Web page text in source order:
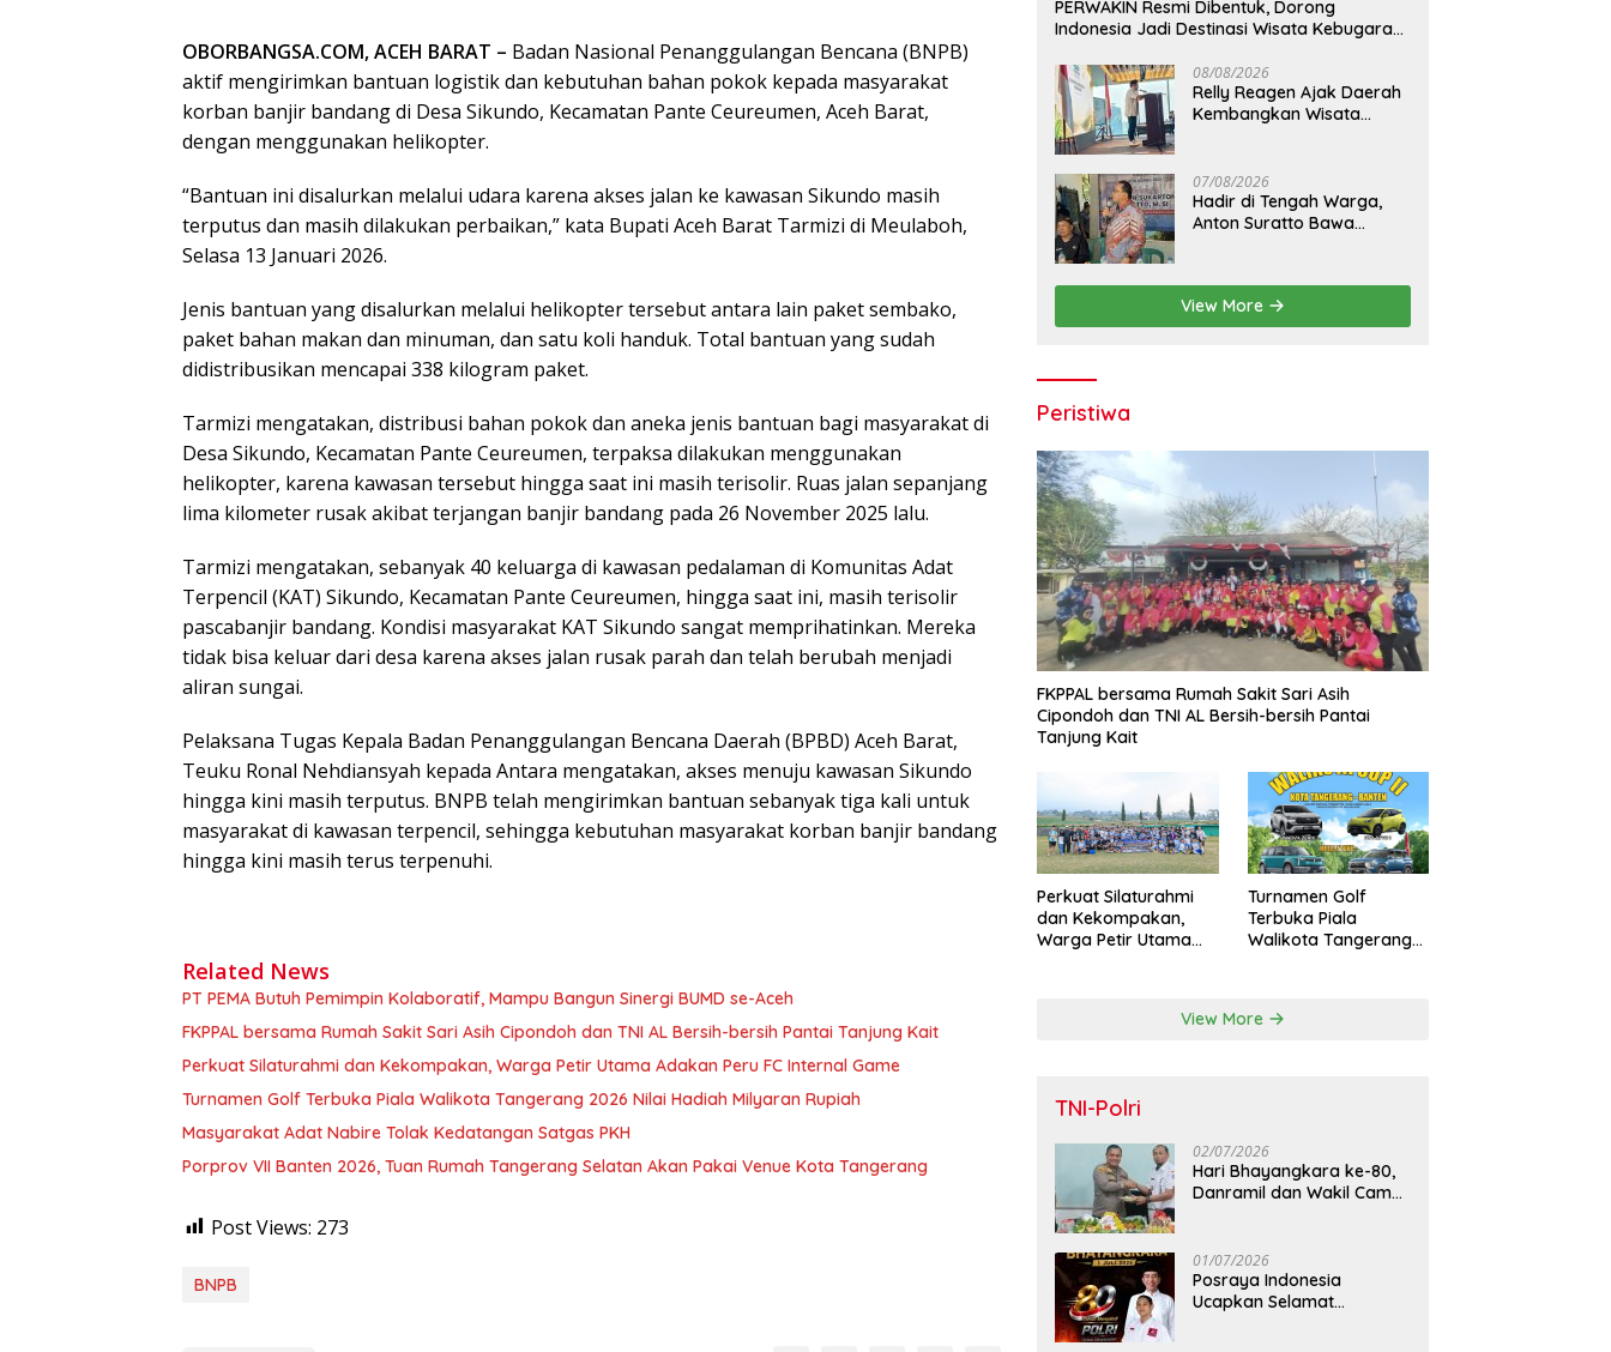
OBORBANGSA.COM, ACEH BARAT – Badan Nasional Penanggulangan Bencana (BNPB)
aktif mengirimkan bantuan logistik dan kebutuhan bahan pokok kepada masyarakat
korban banjir bandang di Desa Sikundo, Kecamatan Pante Ceu­reu­men, Aceh Barat,
dengan menggunakan helikopter.
“Bantuan ini disalurkan melalui udara karena akses jalan ke kawasan Sikundo masih
terputus dan masih dilakukan perbaikan,” kata Bupati Aceh Barat Tarmizi di Meulaboh,
Selasa 13 Januari 2026.
Jenis bantuan yang disalurkan melalui helikopter tersebut antara lain paket sembako,
paket bahan makan dan minuman, dan satu koli handuk. Total bantuan yang sudah
didistribusikan mencapai 338 kilogram paket.
Tarmizi mengatakan, distribusi bahan pokok dan aneka jenis bantuan bagi masyarakat di
Desa Sikundo, Kecamatan Pante Ceureumen, ter­­paksa dilakukan menggunakan
helikopter, karena ka­wasan tersebut hingga saat ini masih terisolir. Ruas jalan sepanjang
lima kilometer rusak akibat terjangan banjir bandang pada 26 November 2025 lalu.
Tarmizi mengatakan, sebanyak 40 keluarga di ka­wasan pedalaman di Komunitas Adat
Terpencil (KAT) Sikundo, Kecamatan Pante Ceureumen, hingga saat ini, masih terisolir
pascabanjir bandang. Kondisi masyarakat KAT Sikundo sangat memprihatinkan. Mereka
tidak bisa keluar dari desa karena akses jalan rusak parah dan telah berubah menjadi
aliran sungai.
Pelaksana Tugas Kepala Badan Penanggulangan Bencana Daerah (BPBD) Aceh Barat,
Teuku Ronal Nehdiansyah kepada Antara mengatakan, akses menuju kawasan Sikundo
hingga kini masih terputus. BNPB telah mengirimkan bantuan sebanyak tiga kali untuk
masyarakat di kawas­an terpencil, sehingga kebutuhan masyarakat korban banjir bandang
hingga kini masih terus terpenuhi.
Related News
PT PEMA Butuh Pemimpin Kolaboratif, Mampu Bangun Sinergi BUMD se-Aceh
FKPPAL bersama Rumah Sakit Sari Asih Cipondoh dan TNI AL Bersih-bersih Pantai Tanjung Kait
Perkuat Silaturahmi dan Kekompakan, Warga Petir Utama Adakan Peru FC Internal Game
Turnamen Golf Terbuka Piala Walikota Tangerang 2026 Nilai Hadiah Milyaran Rupiah
Masyarakat Adat Nabire Tolak Kedatangan Satgas PKH
Porprov VII Banten 2026, Tuan Rumah Tangerang Selatan Akan Pakai Venue Kota Tangerang
Post Views: 273
BNPB
PERWAKIN Resmi Dibentuk, Dorong
Indonesia Jadi Destinasi Wisata Kebugaran
08/08/2026
Relly Reagen Ajak Daerah
Kembangkan Wisata
07/08/2026
Hadir di Tengah Warga,
Anton Suratto Bawa
View More
Peristiwa
FKPPAL bersama Rumah Sakit Sari Asih
Cipondoh dan TNI AL Bersih-bersih Pantai
Tanjung Kait
Perkuat Silaturahmi
dan Kekompakan,
Warga Petir Utama
Turnamen Golf
Terbuka Piala
Walikota Tangerang
View More
TNI-Polri
02/07/2026
Hari Bhayangkara ke-80,
Danramil dan Wakil Camat
01/07/2026
Posraya Indonesia
Ucapkan Selamat